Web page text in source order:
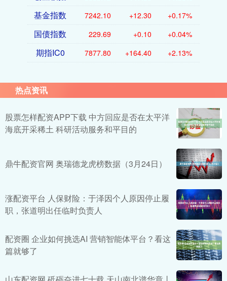
基金指数 7242.10 +12.30 +0.17%
国债指数 229.69 +0.10 +0.04%
期指IC0 7877.80 +164.40 +2.13%
热点资讯
股票怎样配资APP下载 中方回应是否在太平洋
海底开采稀土 科研活动服务和平目的
鼎牛配资官网 奥瑞德龙虎榜数据（3月24日）
涨配资平台 人保财险：于泽因个人原因停止履
职，张道明出任临时负责人
配资圈 企业如何挑选AI 营销智能体平台？看这
篇就够了